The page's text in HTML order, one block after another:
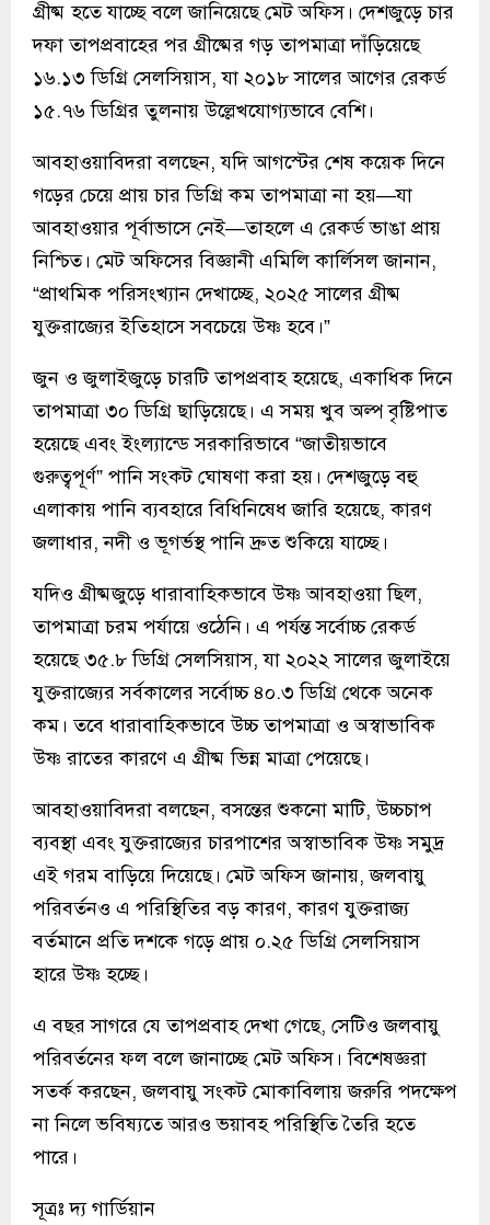
গ্রীষ্ম হতে যাচ্ছে বলে জানিয়েছে মেট অফিস। দেশজুড়ে চার
দফা তাপপ্রবাহের পর গ্রীষ্মের গড় তাপমাত্রা দাঁড়িয়েছে
১৬.১৩ ডিগ্রি সেলসিয়াস, যা ২০১৮ সালের আগের রেকর্ড
১৫.৭৬ ডিগ্রির তুলনায় উল্লেখযোগ্যভাবে বেশি।
আবহাওয়াবিদরা বলছেন, যদি আগস্টের শেষ কয়েক দিনে
গড়ের চেয়ে প্রায় চার ডিগ্রি কম তাপমাত্রা না হয়—যা
আবহাওয়ার পূর্বাভাসে নেই—তাহলে এ রেকর্ড ভাঙা প্রায়
নিশ্চিত। মেট অফিসের বিজ্ঞানী এমিলি কার্লিসল জানান,
“প্রাথমিক পরিসংখ্যান দেখাচ্ছে, ২০২৫ সালের গ্রীষ্ম
যুক্তরাজ্যের ইতিহাসে সবচেয়ে উষ্ণ হবে।”
জুন ও জুলাইজুড়ে চারটি তাপপ্রবাহ হয়েছে, একাধিক দিনে
তাপমাত্রা ৩০ ডিগ্রি ছাড়িয়েছে। এ সময় খুব অল্প বৃষ্টিপাত
হয়েছে এবং ইংল্যান্ডে সরকারিভাবে “জাতীয়ভাবে
গুরুত্বপূর্ণ” পানি সংকট ঘোষণা করা হয়। দেশজুড়ে বহু
এলাকায় পানি ব্যবহারে বিধিনিষেধ জারি হয়েছে, কারণ
জলাধার, নদী ও ভূগর্ভস্থ পানি দ্রুত শুকিয়ে যাচ্ছে।
যদিও গ্রীষ্মজুড়ে ধারাবাহিকভাবে উষ্ণ আবহাওয়া ছিল,
তাপমাত্রা চরম পর্যায়ে ওঠেনি। এ পর্যন্ত সর্বোচ্চ রেকর্ড
হয়েছে ৩৫.৮ ডিগ্রি সেলসিয়াস, যা ২০২২ সালের জুলাইয়ে
যুক্তরাজ্যের সর্বকালের সর্বোচ্চ ৪০.৩ ডিগ্রি থেকে অনেক
কম। তবে ধারাবাহিকভাবে উচ্চ তাপমাত্রা ও অস্বাভাবিক
উষ্ণ রাতের কারণে এ গ্রীষ্ম ভিন্ন মাত্রা পেয়েছে।
আবহাওয়াবিদরা বলছেন, বসন্তের শুকনো মাটি, উচ্চচাপ
ব্যবস্থা এবং যুক্তরাজ্যের চারপাশের অস্বাভাবিক উষ্ণ সমুদ্র
এই গরম বাড়িয়ে দিয়েছে। মেট অফিস জানায়, জলবায়ু
পরিবর্তনও এ পরিস্থিতির বড় কারণ, কারণ যুক্তরাজ্য
বর্তমানে প্রতি দশকে গড়ে প্রায় ০.২৫ ডিগ্রি সেলসিয়াস
হারে উষ্ণ হচ্ছে।
এ বছর সাগরে যে তাপপ্রবাহ দেখা গেছে, সেটিও জলবায়ু
পরিবর্তনের ফল বলে জানাচ্ছে মেট অফিস। বিশেষজ্ঞরা
সতর্ক করছেন, জলবায়ু সংকট মোকাবিলায় জরুরি পদক্ষেপ
না নিলে ভবিষ্যতে আরও ভয়াবহ পরিস্থিতি তৈরি হতে
পারে।
সূত্রঃ দ্য গার্ডিয়ান